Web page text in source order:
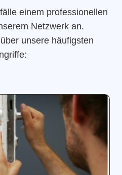
einem professionellen
Netzwerk an.
unsere häufigsten